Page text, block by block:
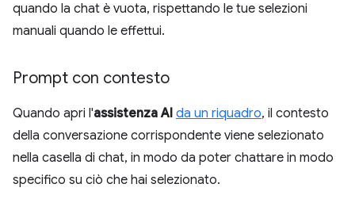
quando la chat è vuota, rispettando le tue selezioni
manuali quando le effettui.
Prompt con contesto
Quando apri l'assistenza AI da un riquadro, il contesto
della conversazione corrispondente viene selezionato
nella casella di chat, in modo da poter chattare in modo
specifico su ciò che hai selezionato.